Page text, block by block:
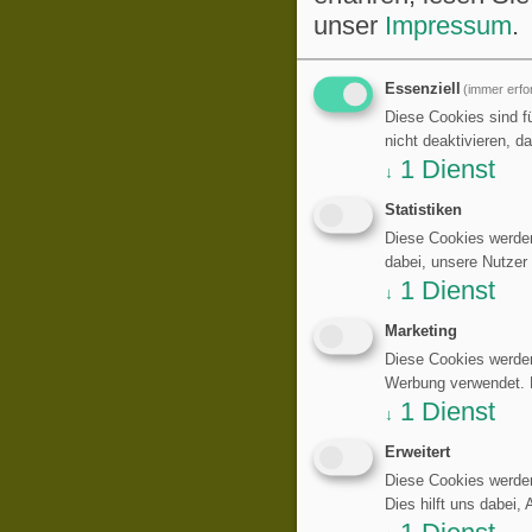
unser Impressum.
Essenziell (immer
Diese Cookies sind
nicht deaktivieren,
↓ 1 Dienst
Statistiken
Diese Cookies
dabei, unsere
↓ 1 Dienst
Marketing
Diese Cookies
Werbung
↓ 1 Dienst
Erweitert
Diese Cookies
Dies hilft uns dabei,